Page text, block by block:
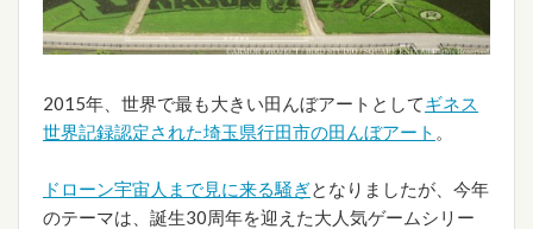
2015年、世界で最も大きい田んぼアートとしてギネス
世界記録認定された埼玉県行田市の田んぼアート 。
ドローン宇宙人まで見に来る騒ぎとなりましたが、今年
のテーマは、誕生30周年を迎えた大人気ゲームシリー